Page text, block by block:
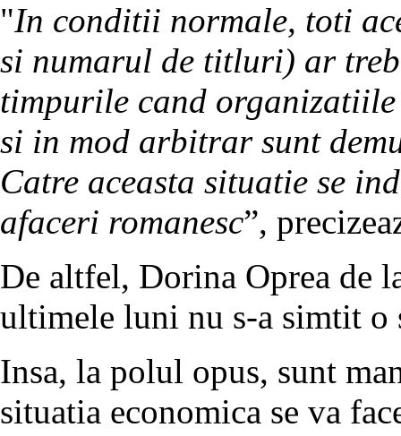
"In conditii normale, toti
si numarul de titluri) ar
timpurile cand
si in mod arbitrar sunt
Catre aceasta situatie se
afaceri romanesc”,
De altfel, Dorina Oprea de
ultimele luni nu s-a simtit o
Insa, la polul opus, sunt
situatia economica se va